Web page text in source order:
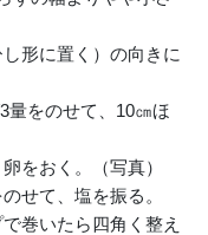
形に置く）の向きに
をのせて、10㎝ほ
をおく。（写真）
せて、塩を振る。
巻いたら四角く整え